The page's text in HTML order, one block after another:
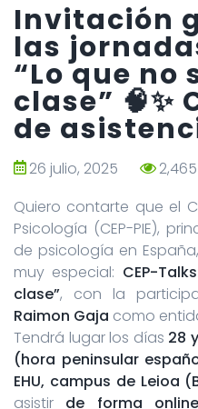
Invitación
las
“Lo que no
clase” 🧠✨
de
26 julio, 2025
2,465
Quiero contarte que el
Psicología (CEP-PIE),
de psicología en
muy especial: CEP-
clase”, con la
Raimon Gaja como
Tendrá lugar los días 28
(hora peninsular
EHU, campus de Leioa
asistir de forma online